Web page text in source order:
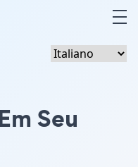
Seu